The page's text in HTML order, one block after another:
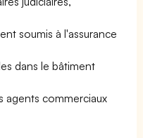
soumis à l'assurance
dans le bâtiment
agents commerciaux